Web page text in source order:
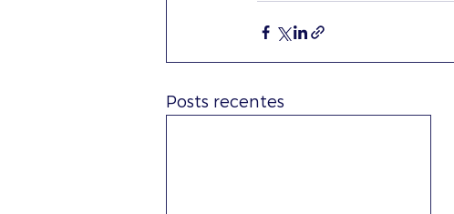
Posts recentes